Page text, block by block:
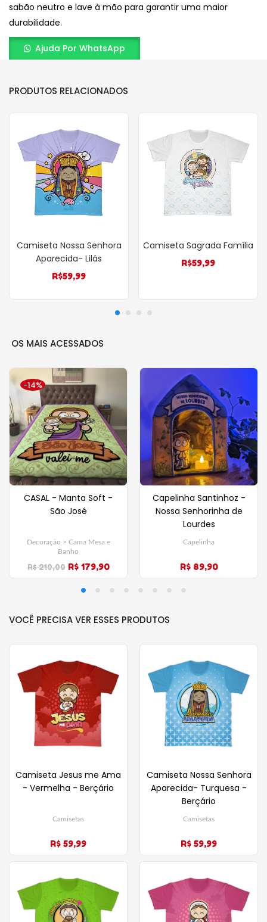
sabão neutro e lave à mão para garantir uma maior
durabilidade.
Ajuda Por WhatsApp
PRODUTOS RELACIONADOS
Camiseta Nossa Senhora
Aparecida- Lilás
R$59,99
Camiseta Sagrada Família
R$59,99
OS MAIS ACESSADOS
-14%
CASAL - Manta Soft -
São José
Decoração > Cama Mesa e
Banho
R$ 210,00 R$ 179,90
Capelinha Santinhoz -
Nossa Senhorinha de
Lourdes
Capelinha
R$ 89,90
VOCÊ PRECISA VER ESSES PRODUTOS
Camiseta Jesus me Ama
- Vermelha - Berçário
Camisetas
R$ 59,99
Camiseta Nossa Senhora
Aparecida- Turquesa -
Berçário
Camisetas
R$ 59,99